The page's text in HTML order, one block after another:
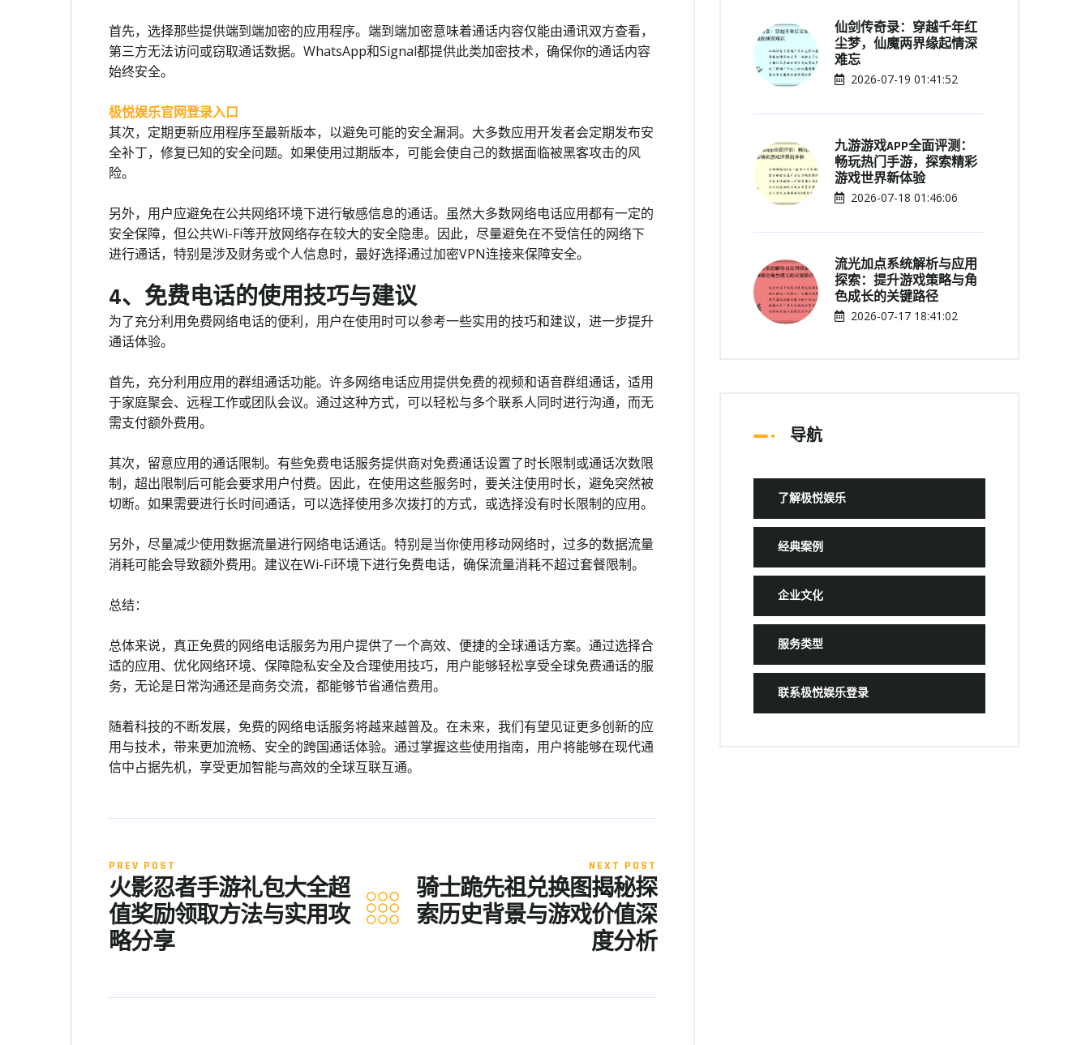
首先，选择那些提供端到端加密的应用程序。端到端加密意味着通话内容仅能由通讯双方查看，
第三方无法访问或窃取通话数据。WhatsApp和Signal都提供此类加密技术，确保你的通话内容
始终安全。
极悦娱乐官网登录入口
其次，定期更新应用程序至最新版本，以避免可能的安全漏洞。大多数应用开发者会定期发布安
全补丁，修复已知的安全问题。如果使用过期版本，可能会使自己的数据面临被黑客攻击的风
险。
另外，用户应避免在公共网络环境下进行敏感信息的通话。虽然大多数网络电话应用都有一定的
安全保障，但公共Wi-Fi等开放网络存在较大的安全隐患。因此，尽量避免在不受信任的网络下
进行通话，特别是涉及财务或个人信息时，最好选择通过加密VPN连接来保障安全。
4、免费电话的使用技巧与建议
为了充分利用免费网络电话的便利，用户在使用时可以参考一些实用的技巧和建议，进一步提升
通话体验。
首先，充分利用应用的群组通话功能。许多网络电话应用提供免费的视频和语音群组通话，适用
于家庭聚会、远程工作或团队会议。通过这种方式，可以轻松与多个联系人同时进行沟通，而无
需支付额外费用。
其次，留意应用的通话限制。有些免费电话服务提供商对免费通话设置了时长限制或通话次数限
制，超出限制后可能会要求用户付费。因此，在使用这些服务时，要关注使用时长，避免突然被
切断。如果需要进行长时间通话，可以选择使用多次拨打的方式，或选择没有时长限制的应用。
另外，尽量减少使用数据流量进行网络电话通话。特别是当你使用移动网络时，过多的数据流量
消耗可能会导致额外费用。建议在Wi-Fi环境下进行免费电话，确保流量消耗不超过套餐限制。
总结：
总体来说，真正免费的网络电话服务为用户提供了一个高效、便捷的全球通话方案。通过选择合
适的应用、优化网络环境、保障隐私安全及合理使用技巧，用户能够轻松享受全球免费通话的服
务，无论是日常沟通还是商务交流，都能够节省通信费用。
随着科技的不断发展，免费的网络电话服务将越来越普及。在未来，我们有望见证更多创新的应
用与技术，带来更加流畅、安全的跨国通话体验。通过掌握这些使用指南，用户将能够在现代通
信中占据先机，享受更加智能与高效的全球互联互通。
PREV POST
火影忍者手游礼包大全超
值奖励领取方法与实用攻
略分享
NEXT POST
骑士跪先祖兑换图揭秘探
索历史背景与游戏价值深
度分析
仙剑传奇录：穿越千年红
尘梦，仙魔两界缘起情深
难忘
2026-07-19 01:41:52
九游游戏APP全面评测：
畅玩热门手游，探索精彩
游戏世界新体验
2026-07-18 01:46:06
流光加点系统解析与应用
探索：提升游戏策略与角
色成长的关键路径
2026-07-17 18:41:02
导航
了解极悦娱乐
经典案例
企业文化
服务类型
联系极悦娱乐登录